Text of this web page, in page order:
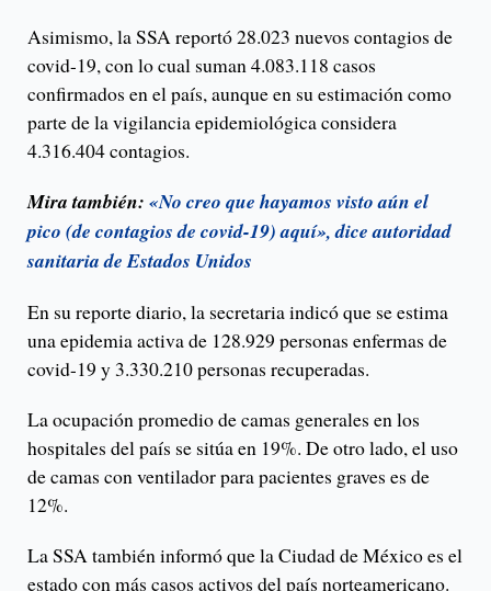
Asimismo, la SSA reportó 28.023 nuevos contagios de
covid-19, con lo cual suman 4.083.118 casos
confirmados en el país, aunque en su estimación como
parte de la vigilancia epidemiológica considera
4.316.404 contagios.
Mira también: «No creo que hayamos visto aún el
pico (de contagios de covid-19) aquí», dice autoridad
sanitaria de Estados Unidos
En su reporte diario, la secretaria indicó que se estima
una epidemia activa de 128.929 personas enfermas de
covid-19 y 3.330.210 personas recuperadas.
La ocupación promedio de camas generales en los
hospitales del país se sitúa en 19%. De otro lado, el uso
de camas con ventilador para pacientes graves es de
12%.
La SSA también informó que la Ciudad de México es el
estado con más casos activos del país norteamericano.